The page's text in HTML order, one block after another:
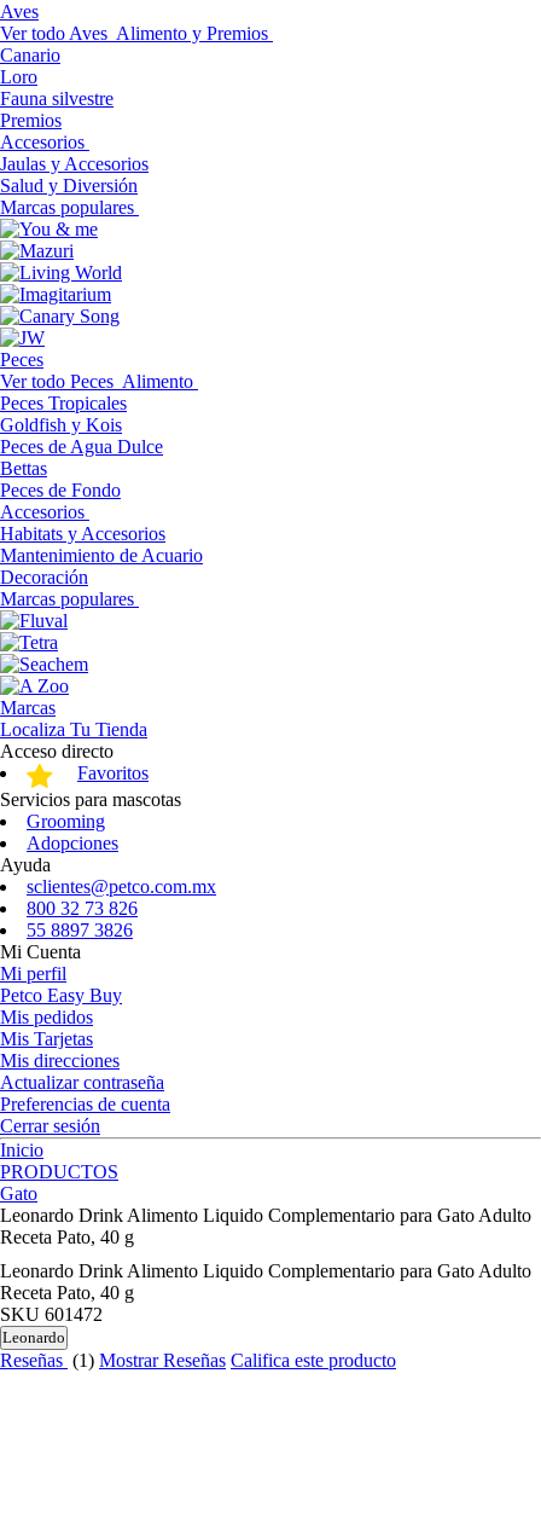
Aves
Ver todo Aves Alimento y Premios
Canario
Loro
Fauna silvestre
Premios
Accesorios
Jaulas y Accesorios
Salud y Diversión
Marcas populares
Peces
Ver todo Peces Alimento
Peces Tropicales
Goldfish y Kois
Peces de Agua Dulce
Bettas
Peces de Fondo
Accesorios
Habitats y Accesorios
Mantenimiento de Acuario
Decoración
Marcas populares
Marcas
Localiza Tu Tienda
Acceso directo
Favoritos
Servicios para mascotas
Grooming
Adopciones
Ayuda
sclientes@petco.com.mx
800 32 73 826
55 8897 3826
Mi Cuenta
Mi perfil
Petco Easy Buy
Mis pedidos
Mis Tarjetas
Mis direcciones
Actualizar contraseña
Preferencias de cuenta
Cerrar sesión
Inicio
PRODUCTOS
Gato
Leonardo Drink Alimento Liquido Complementario para Gato Adulto
Receta Pato, 40 g
Leonardo Drink Alimento Liquido Complementario para Gato Adulto
Receta Pato, 40 g
SKU 601472
Leonardo
Reseñas (1) Mostrar Reseñas Califica este producto